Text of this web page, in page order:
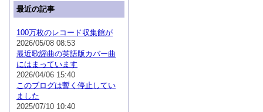
最近の記事
100万枚のレコード収集館が
2026/05/08 08:53
最近歌謡曲の英語版カバー曲
にはまっています
2026/04/06 15:40
このブログは暫く停止してい
ました
2025/07/10 10:40